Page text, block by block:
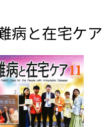
病と在宅ケア